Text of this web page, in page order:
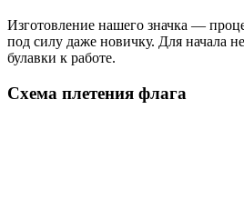
Изготовление нашего значка —
под силу даже новичку. Для начала
булавки к работе.
Схема плетения флага